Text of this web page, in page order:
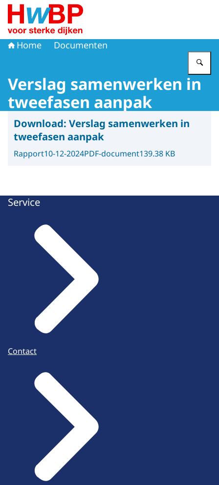
Naar de homepage van
Home Documenten
Verslag samenwerken in
tweefasen aanpak
Download: Verslag samenwerken in
tweefasen aanpak
Rapport10-12-2024PDF-document139.38 KB
Service
Contact